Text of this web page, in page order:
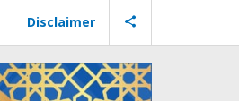
Disclaimer